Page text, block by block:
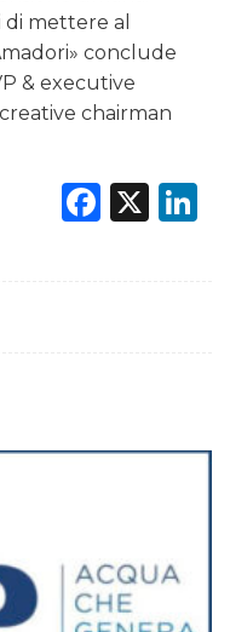
mettere al
conclude
& executive
chairman
X